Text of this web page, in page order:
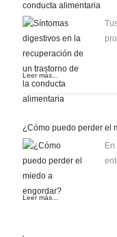
conducta alimentaria
Leer más...
¿Cómo puedo perder el
Leer más...